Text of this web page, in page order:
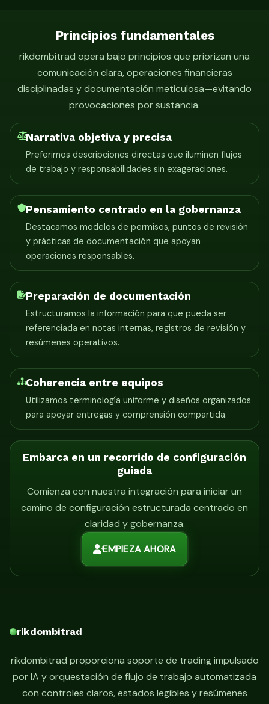
Principios fundamentales
rikdombitrad opera bajo principios que priorizan una
comunicación clara, operaciones financieras
disciplinadas y documentación meticulosa—evitando
provocaciones por sustancia.
Narrativa objetiva y precisa
Preferimos descripciones directas que iluminen flujos
de trabajo y responsabilidades sin exageraciones.
Pensamiento centrado en la gobernanza
Destacamos modelos de permisos, puntos de revisión
y prácticas de documentación que apoyan
operaciones responsables.
Preparación de documentación
Estructuramos la información para que pueda ser
referenciada en notas internas, registros de revisión y
resúmenes operativos.
Coherencia entre equipos
Utilizamos terminología uniforme y diseños organizados
para apoyar entregas y comprensión compartida.
Embarca en un recorrido de configuración
guiada
Comienza con nuestra integración para iniciar un
camino de configuración estructurada centrado en
claridad y gobernanza.
EMPIEZA AHORA
rikdombitrad
rikdombitrad proporciona soporte de trading impulsado
por IA y orquestación de flujo de trabajo automatizada
con controles claros, estados legibles y resúmenes